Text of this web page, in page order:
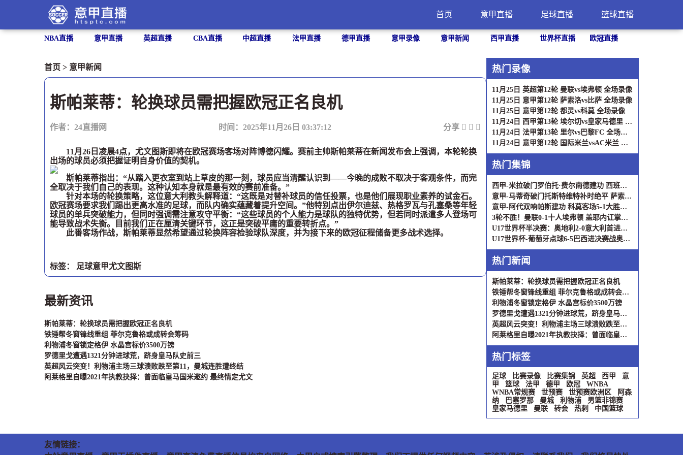
首页 意甲直播 足球直播 篮球直播
NBA直播 意甲直播 英超直播 CBA直播 中超直播 法甲直播 德甲直播 意甲录像 意甲新闻 西甲直播 世界杯直播 欧冠直播
首页 > 意甲新闻
斯帕莱蒂：轮换球员需把握欧冠正名良机
作者：24直播网 时间：2025年11月26日 03:37:12 分享
11月26日凌晨4点，尤文图斯即将在欧冠赛场客场对阵博德闪耀。赛前主帅斯帕莱蒂在新闻发布会上强调，本轮轮换
出场的球员必须把握证明自身价值的契机。
斯帕莱蒂指出：“从踏入更衣室到站上草皮的那一刻，球员应当清醒认识到——今晚的成败不取决于客观条件，而完
全取决于我们自己的表现。这种认知本身就是最有效的赛前准备。”
针对本场的轮换策略，这位意大利教头解释道：“这既是对替补球员的信任投票，也是他们展现职业素养的试金石。
欧冠赛场要求我们踢出更高水准的足球，而队内确实蕴藏着提升空间。”他特别点出伊尔迪兹、热格罗瓦与孔塞桑等年轻
球员的单兵突破能力，但同时强调需注意攻守平衡：“这些球员的个人能力是球队的独特优势，但若同时派遣多人登场可
能导致战术失衡。目前我们正在厘清关键环节，这正是突破平庸的重要转折点。”
此番客场作战，斯帕莱蒂显然希望通过轮换阵容检验球队深度，并为接下来的欧冠征程储备更多战术选择。
标签： 足球意甲尤文图斯
最新资讯
斯帕莱蒂：轮换球员需把握欧冠正名良机
铁锤帮冬窗锋线重组 菲尔克鲁格或成转会筹码
利物浦冬窗锁定格伊 水晶宫标价3500万镑
罗德里戈遭遇1321分钟进球荒，跻身皇马队史前三
英超风云突变！利物浦主场三球溃败跌至第11，曼城连胜遭终结
阿莱格里自曝2021年执教抉择：曾面临皇马国米邀约 最终情定尤文
热门录像
11月25日 英超第12轮 曼联vs埃弗顿 全场录像
11月25日 意甲第12轮 萨索洛vs比萨 全场录像
11月25日 意甲第12轮 都灵vs科莫 全场录像
11月24日 西甲第13轮 埃尔切vs皇家马德里 全场录像
11月24日 法甲第13轮 里尔vs巴黎FC 全场录像
11月24日 意甲第12轮 国际米兰vsAC米兰 全场录像
热门集锦
西甲-米拉破门罗伯托·费尔南德建功 西班牙人2-1塞维利亚
意甲-马蒂奇破门托斯特维特补时绝平 萨索洛2-2比萨
意甲-阿代双响帕斯建功 科莫客场5-1大胜都灵
3轮不胜！曼联0-1十人埃弗顿 盖耶内讧掌掴队友直红B费失良机
U17世界杯半决赛：奥地利2-0意大利首进决赛，将战葡/巴胜者
U17世界杯-葡萄牙点球6-5巴西进决赛战奥地利 安吉洛失点
热门新闻
斯帕莱蒂：轮换球员需把握欧冠正名良机
铁锤帮冬窗锋线重组 菲尔克鲁格或成转会筹码
利物浦冬窗锁定格伊 水晶宫标价3500万镑
罗德里戈遭遇1321分钟进球荒，跻身皇马队史前三
英超风云突变！利物浦主场三球溃败跌至第11，曼城连胜遭终结
阿莱格里自曝2021年执教抉择：曾面临皇马国米邀约 最终情定尤文
热门标签
足球 比赛录像 比赛集锦 英超 西甲
意
甲
篮球 法甲 德甲 欧冠
WNBA
WNBA常规赛
世预赛 世预赛欧洲区
阿森
纳
巴塞罗那 曼城 利物浦
男篮非锦赛
皇家马德里
曼联 转会 热刺 中国篮球
友情链接：